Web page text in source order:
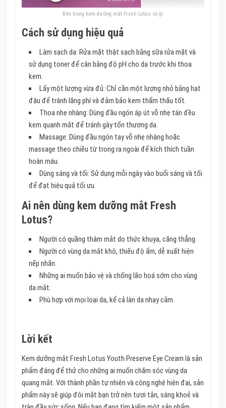
Bên trong kem dưỡng mắt Fresh Lotus có gì
Cách sử dụng hiệu quả
Làm sạch da: Rửa mặt thật sạch bằng sữa rửa mặt và
sử dụng toner để cân bằng độ pH cho da trước khi thoa
kem.
Lấy một lượng vừa đủ: Chỉ cần một lượng nhỏ bằng hạt
đậu để tránh lãng phí và đảm bảo kem thẩm thấu tốt.
Thoa nhẹ nhàng: Dùng đầu ngón áp út vỗ nhẹ tán đều
kem quanh mắt để tránh gây tổn thương da.
Massage: Dùng đầu ngón tay vỗ nhẹ nhàng hoặc
massage theo chiều từ trong ra ngoài để kích thích tuần
hoàn máu.
Dùng sáng và tối: Sử dụng mỗi ngày vào buổi sáng và tối
để đạt hiệu quả tối ưu.
Ai nên dùng kem dưỡng mắt Fresh
Lotus?
Người có quầng thâm mắt do thức khuya, căng thẳng.
Người có vùng da mắt khô, thiếu độ ẩm, dễ xuất hiện
nếp nhăn.
Những ai muốn bảo vệ và chống lão hoá sớm cho vùng
da mắt.
Phù hợp với mọi loại da, kể cả làn da nhạy cảm.
Lời kết
Kem dưỡng mắt Fresh Lotus Youth Preserve Eye Cream là sản
phẩm đáng để thử cho những ai muốn chăm sóc vùng da
quang mắt. Với thành phần tự nhiên và công nghệ hiện đại, sản
phẩm này sẽ giúp đôi mắt bạn trở nên tươi tắn, sáng khoẻ và